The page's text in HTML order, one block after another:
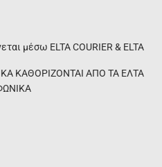
μέσω ELTA COURIER & ELTA
ΚΑΘΟΡΙΖΟΝΤΑΙ ΑΠΟ ΤΑ ΕΛΤΑ